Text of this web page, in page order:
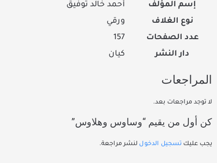
إسم المؤلف
أحمد خالد توفيق
نوع الغلاف
ورقي
عدد الصفحات
157
دار النشر
كيان
المراجعات
لا توجد مراجعات بعد.
كن أول من يقيم “وساوس وهلاوس”
يجب عليك تسجيل الدخول لنشر مراجعة.